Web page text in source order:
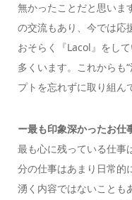
無かったことだと思いま
の交流もあり、今では応
おそらく『Lacol』をし
多くいます。これからも
プトを忘れずに取り組ん
ー最も印象深かったお仕
最も心に残っている仕事
分の仕事はあまり日常的
湧く内容ではないことも